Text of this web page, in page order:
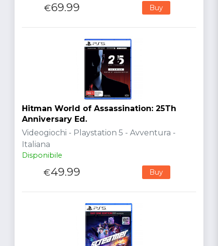
€69.99 Buy
Hitman World of Assassination: 25Th
Anniversary Ed.
Videogiochi - Playstation 5 - Avventura -
Italiana
Disponibile
€49.99 Buy